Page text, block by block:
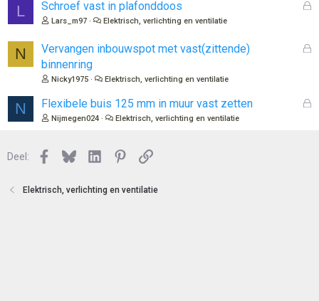
o
L
G
Schroef vast in plafonddoos
Lars_m97 Elektrisch, verlichting en ventilatie
N
G
o
Vervangen inbouwspot met vast(zittende)
binnenring
Nicky1975 Elektrisch, verlichting en ventilatie
N
G
Flexibele buis 125 mm in muur vast zetten
Nijmegen024 Elektrisch, verlichting en ventilatie
Deel: Facebook
BlueskyLinkedInPinterest
Link
Elektrisch, verlichting en ventilatie